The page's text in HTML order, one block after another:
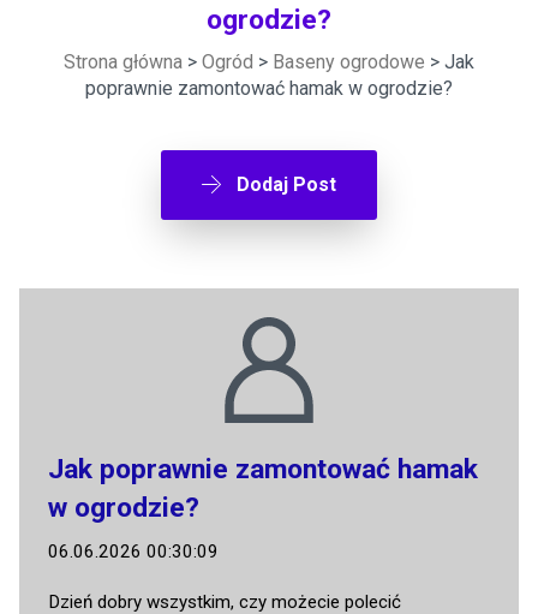
ogrodzie?
Strona główna > Ogród > Baseny ogrodowe > Jak
poprawnie zamontować hamak w ogrodzie?
Dodaj Post
Jak poprawnie zamontować hamak
w ogrodzie?
06.06.2026 00:30:09
Dzień dobry wszystkim, czy możecie polecić